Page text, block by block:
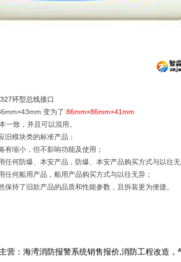
环型总线接口
变为了 86mm×86mm×41mm
一致，并且可以混用。
模块类的标准产品；
缩小，但不影响功能及使用；
何防爆、本安产品，防爆、本安产品购买方式与以往无
何船用产品，船用产品购买方式与以往无异；
持了旧款产品的品质和性能参数，且拆装更为便捷。
营：海湾消防报警系统销售报价,消防工程改造